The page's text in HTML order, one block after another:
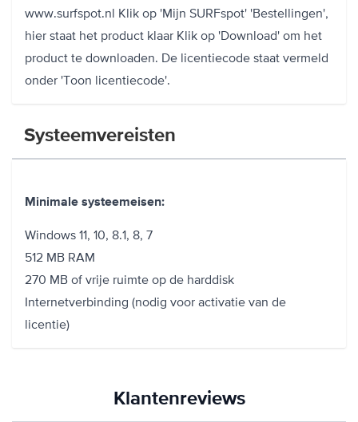
www.surfspot.nl Klik op 'Mijn SURFspot' 'Bestellingen',
hier staat het product klaar Klik op 'Download' om het
product te downloaden. De licentiecode staat vermeld
onder 'Toon licentiecode'.
Systeemvereisten
Minimale systeemeisen:
Windows 11, 10, 8.1, 8, 7
512 MB RAM
270 MB of vrije ruimte op de harddisk
Internetverbinding (nodig voor activatie van de
licentie)
Klantenreviews